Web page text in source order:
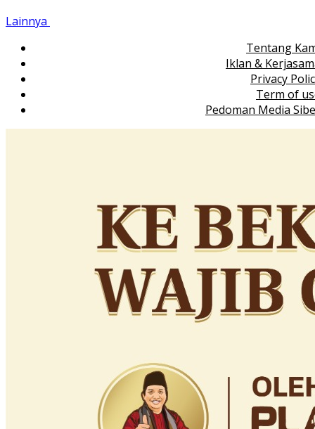
Lainnya
Tentang
Iklan &
Privacy
Term of
Pedoman Media